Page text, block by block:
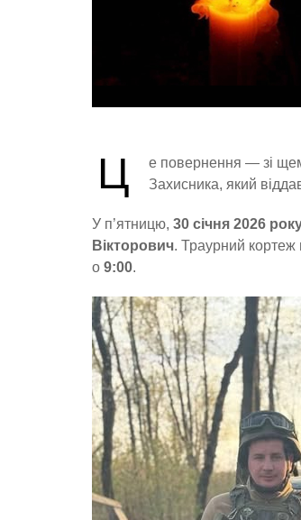
Ц
е повернення — зі
Захисника, який
У п’ятницю, 30 січня 2026
Вікторович. Траурний кортеж
о 9:00.